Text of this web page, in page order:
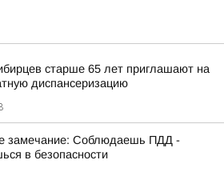
старше 65 лет приглашают на
диспансеризацию
замечание: Соблюдаешь ПДД -
в безопасности